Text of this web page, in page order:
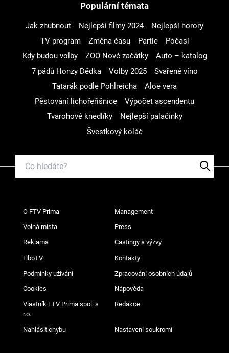
Populární témata
Jak zhubnout Nejlepší filmy 2024
Nejlepší horory
TV program
Změna času Partie
Počasí
Kdy budou volby
ZOO Nové začátky
Auto – katalog
7 pádů Honzy Dědka
Volby 2025
Svařené víno
Tatarák podle Pohlreicha
Aloe vera
Pěstování lichořeřišnice
Výpočet ascendentu
Tvarohové knedlíky
Nejlepší palačinky
Švestkový koláč
O FTV Prima Management
Volná místa Press
Reklama Castingy a výzvy
HbbTV Kontakty
Podmínky užívání Zpracování osobních údajů
Cookies Nápověda
Vlastník FTV Prima spol. s
r.o.
Redakce
Nahlásit chybu Nastavení soukromí